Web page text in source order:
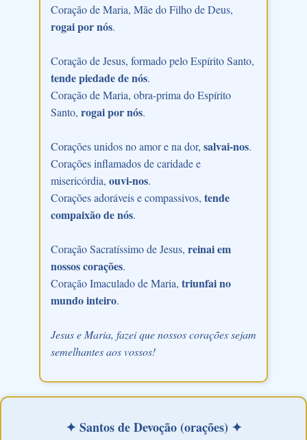
Coração de Maria, Mãe do Filho de Deus,
rogai por nós.
Coração de Jesus, formado pelo Espírito Santo,
tende piedade de nós.
Coração de Maria, obra-prima do Espírito
Santo, rogai por nós.
Corações unidos no amor e na dor, salvai-nos.
Corações inflamados de caridade e
misericórdia, ouvi-nos.
Corações adoráveis e compassivos, tende
compaixão de nós.
Coração Sacratíssimo de Jesus, reinai em
nossos corações.
Coração Imaculado de Maria, triunfai no
mundo inteiro.
Jesus e Maria, fazei que nossos corações sejam
semelhantes aos vossos!
✦ Santos de Devoção (orações) ✦